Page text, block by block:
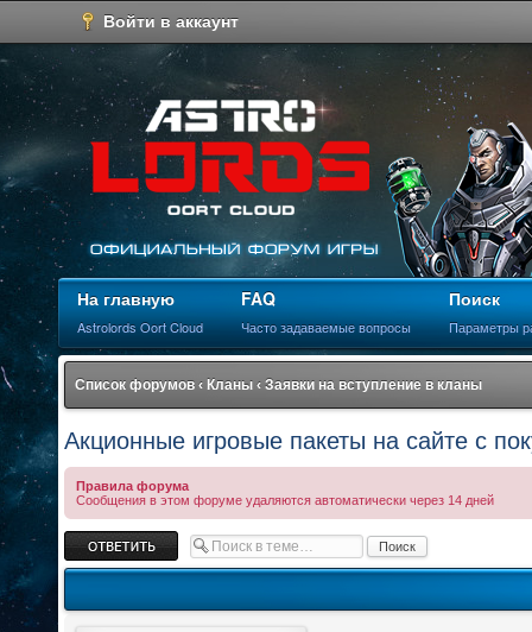
Войти в аккаунт
На главную
Astrolords Oort Cloud
FAQ
Часто задаваемые вопросы
Поиск
Параметры
Список форумов ‹ Кланы ‹ Заявки на вступление в кланы
Акционные игровые пакеты на сайте с
Правила форума
Сообщения в этом форуме удаляются автоматически через 14 дней
Ответить